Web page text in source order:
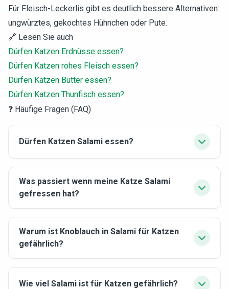
Für Fleisch-Leckerlis gibt es deutlich bessere Alternativen:
ungwürztes, gekochtes Hühnchen oder Pute.
🔗 Lesen Sie auch
Dürfen Katzen Erdnüsse essen?
Dürfen Katzen rohes Fleisch essen?
Dürfen Katzen Butter essen?
Dürfen Katzen Thunfisch essen?
❓ Häufige Fragen (FAQ)
Dürfen Katzen Salami essen?
Was passiert wenn meine Katze Salami
gefressen hat?
Warum ist Knoblauch in Salami für Katzen
gefährlich?
Wie viel Salami ist für Katzen gefährlich?